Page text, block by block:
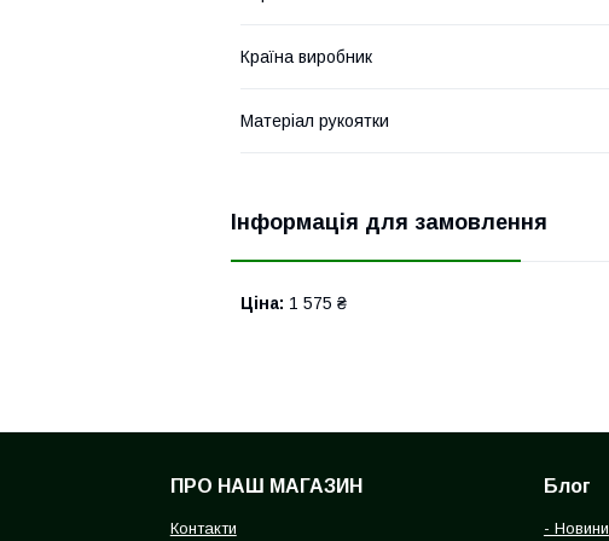
Країна виробник
Матеріал рукоятки
Інформація для замовлення
Ціна: 1 575 ₴
ПРО НАШ МАГАЗИН
Контакти
Блог
- Новини